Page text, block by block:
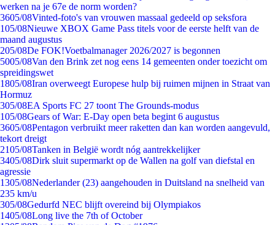
werken na je 67e de norm worden?
3605/08Vinted-foto's van vrouwen massaal gedeeld op seksfora
105/08Nieuwe XBOX Game Pass titels voor de eerste helft van de
maand augustus
205/08De FOK!Voetbalmanager 2026/2027 is begonnen
5005/08Van den Brink zet nog eens 14 gemeenten onder toezicht om
spreidingswet
1805/08Iran overweegt Europese hulp bij ruimen mijnen in Straat van
Hormuz
305/08EA Sports FC 27 toont The Grounds-modus
105/08Gears of War: E-Day open beta begint 6 augustus
3605/08Pentagon verbruikt meer raketten dan kan worden aangevuld,
tekort dreigt
2105/08Tanken in België wordt nóg aantrekkelijker
3405/08Dirk sluit supermarkt op de Wallen na golf van diefstal en
agressie
1305/08Nederlander (23) aangehouden in Duitsland na snelheid van
235 km/u
305/08Gedurfd NEC blijft overeind bij Olympiakos
1405/08Long live the 7th of October